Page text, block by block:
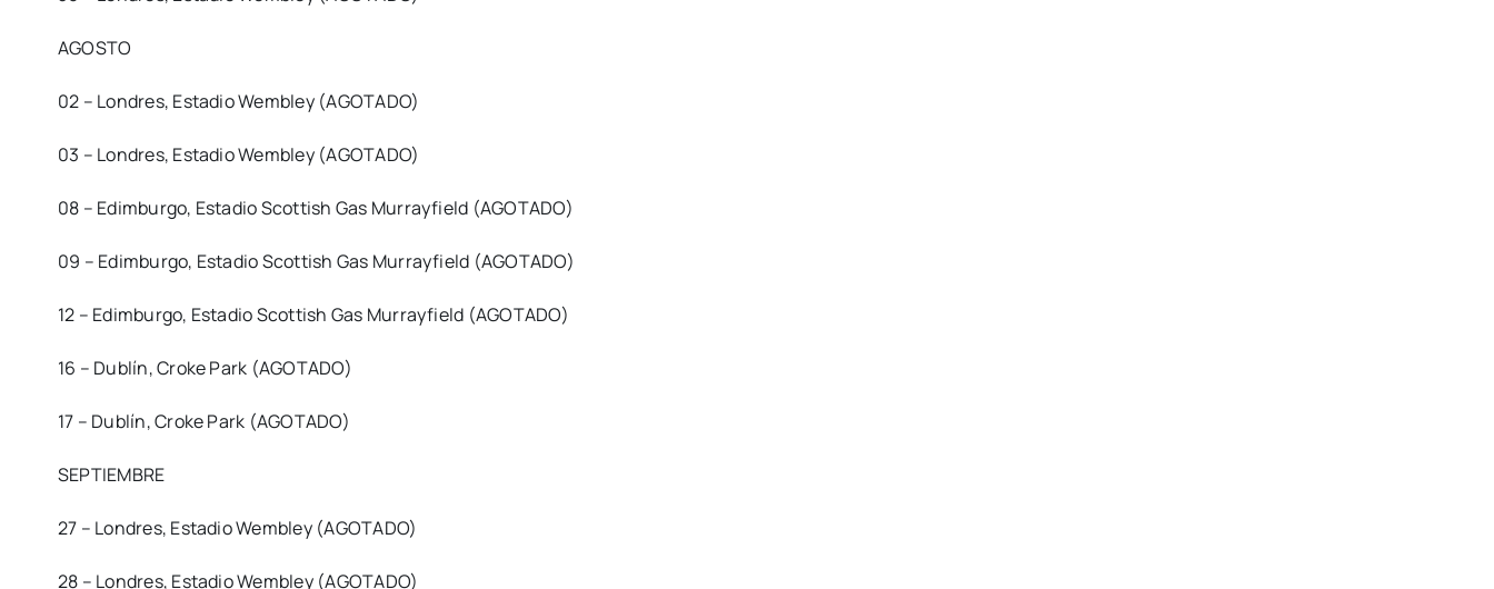
AGOSTO
02 – Londres, Estadio Wembley (AGOTADO)
03 – Londres, Estadio Wembley (AGOTADO)
08 – Edimburgo, Estadio Scottish Gas Murrayfield (AGOTADO)
09 – Edimburgo, Estadio Scottish Gas Murrayfield (AGOTADO)
12 – Edimburgo, Estadio Scottish Gas Murrayfield (AGOTADO)
16 – Dublín, Croke Park (AGOTADO)
17 – Dublín, Croke Park (AGOTADO)
SEPTIEMBRE
27 – Londres, Estadio Wembley (AGOTADO)
28 – Londres, Estadio Wembley (AGOTADO)